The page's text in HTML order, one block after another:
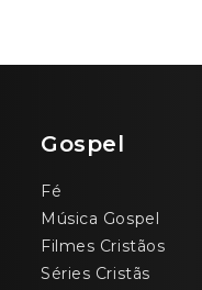
Gospel
Fé
Música Gospel
Filmes Cristãos
Séries Cristãs